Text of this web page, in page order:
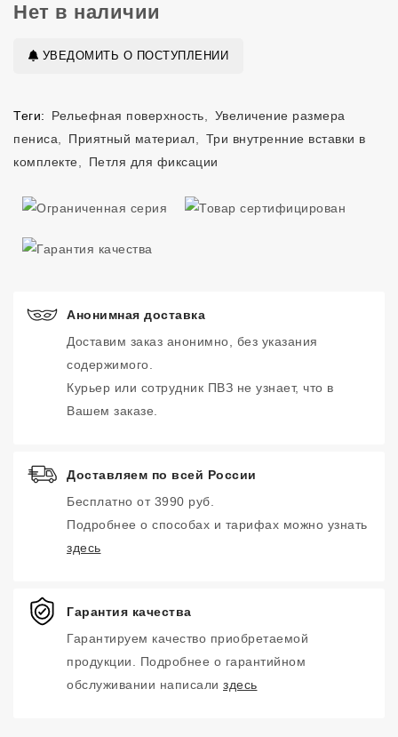
Нет в наличии
УВЕДОМИТЬ О ПОСТУПЛЕНИИ
Теги: Рельефная поверхность
Увеличение размера
пениса
Приятный материал
Три внутренние вставки в
комплекте
Петля для фиксации
Анонимная доставка
Доставим заказ анонимно, без указания
содержимого.
Курьер или сотрудник ПВЗ не узнает, что в
Вашем заказе.
Доставляем по всей России
Бесплатно от 3990 руб.
Подробнее о способах и тарифах можно узнать
здесь
Гарантия качества
Гарантируем качество приобретаемой
продукции. Подробнее о гарантийном
обслуживании написали здесь